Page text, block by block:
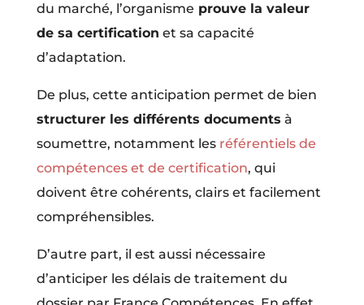
du marché, l’organisme prouve la valeur
de sa certification et sa capacité
d’adaptation.
De plus, cette anticipation permet de bien
structurer les différents documents à
soumettre, notamment les référentiels de
compétences et de certification, qui
doivent être cohérents, clairs et facilement
compréhensibles.
D’autre part, il est aussi nécessaire
d’anticiper les délais de traitement du